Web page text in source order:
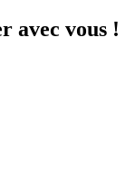
avec vous !